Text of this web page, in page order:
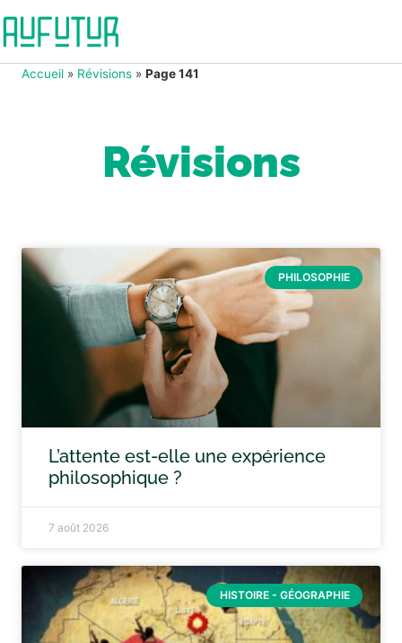
Accueil » Révisions » Page 141
Révisions
PHILOSOPHIE
L’attente est-elle une expérience
philosophique ?
7 août 2026
HISTOIRE - GÉOGRAPHIE